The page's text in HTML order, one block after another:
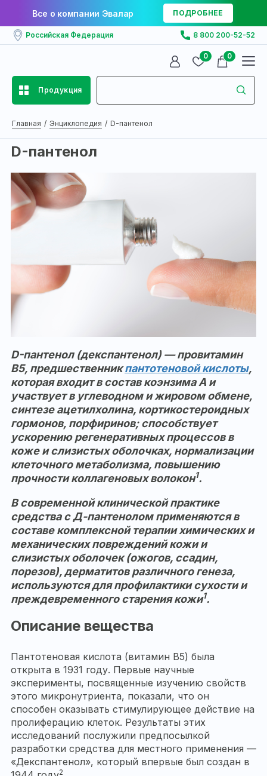
Все о компании Эвалар ПОДРОБНЕЕ
Российская Федерация 8 800 200-52-52
0 0
Продукция
Главная Энциклопедия D-пантенол
D-пантенол
D-пантенол (декспантенол) — провитамин
B5, предшественникпантотеновой кислоты,
которая входит в состав коэнзима А и
участвует в углеводном и жировом обмене,
синтезе ацетилхолина, кортикостероидных
гормонов, порфиринов; способствует
ускорению регенеративных процессов в
коже и слизистых оболочках, нормализации
клеточного метаболизма, повышению
прочности коллагеновых волокон1.
В современной клинической практике
средства с Д-пантенолом применяются в
составе комплексной терапии химических и
механических повреждений кожи и
слизистых оболочек (ожогов, ссадин,
порезов), дерматитов различного генеза,
используются для профилактики сухости и
преждевременного старения кожи1.
Описание вещества
Пантотеновая кислота (витамин B5) была
открыта в 1931 году. Первые научные
эксперименты, посвященные изучению свойств
этого микронутриента, показали, что он
способен оказывать стимулирующее действие на
пролиферацию клеток. Результаты этих
исследований послужили предпосылкой
разработки средства для местного применения —
«Декспантенол», который впервые был создан в
2